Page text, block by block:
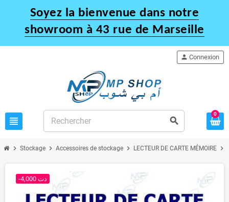
Soyez la bienvenue dans notre
showroom à 43 rue de Marseille
view_headline search
person Connexion
0
chevron_right Stockage chevron_right Accessoires de stockage chevron_right LECTEUR DE CARTE MÉMOIRE chevron_right
-4,000 دت